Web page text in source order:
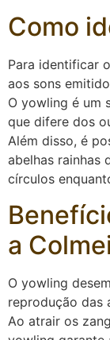
Como
Para identificar
aos sons
O yowling é um
que difere dos
Além disso, é
abelhas rainhas
círculos
a
O yowling
reprodução das
Ao atrair os